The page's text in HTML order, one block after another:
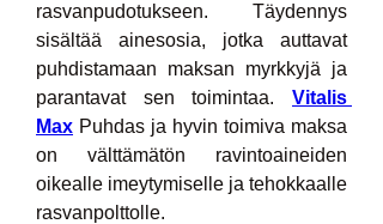
rasvanpudotukseen. Täydennys
sisältää ainesosia, jotka auttavat
puhdistamaan maksan myrkkyjä ja
parantavat sen toimintaa. Vitalis
Max Puhdas ja hyvin toimiva maksa
on välttämätön ravintoaineiden
oikealle imeytymiselle ja tehokkaalle
rasvanpolttolle.